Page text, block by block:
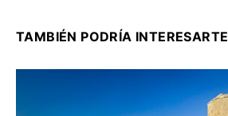
TAMBIÉN PODRÍA INTERESARTE